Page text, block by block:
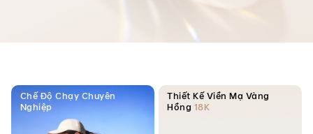
Chế Độ Chạy Chuyên
Nghiệp
Thiết Kế Viền Mạ Vàng
Hồng 18K